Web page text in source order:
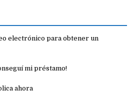
electrónico para obtener un
mi préstamo!
ahora